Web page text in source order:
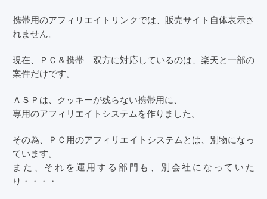
携帯用のアフィリエイトリンクでは、販売サイト自体表示さ
れません。
現在、ＰＣ＆携帯 双方に対応しているのは、楽天と一部の
案件だけです。
ＡＳＰは、クッキーが残らない携帯用に、
専用のアフィリエイトシステムを作りました。
その為、ＰＣ用のアフィリエイトシステムとは、別物になっ
ています。
また、それを運用する部門も、別会社になっていた
り・・・・